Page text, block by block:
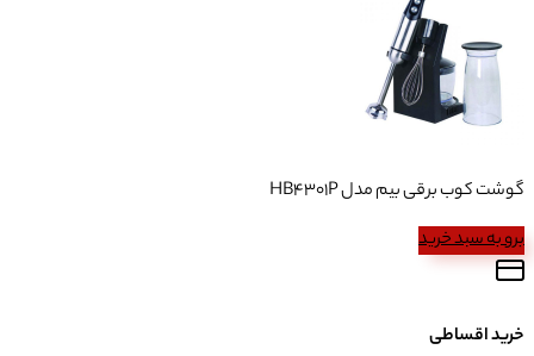
گوشت کوب برقی بیم مدل HB4301P
برو به سبد خرید
خرید اقساطی